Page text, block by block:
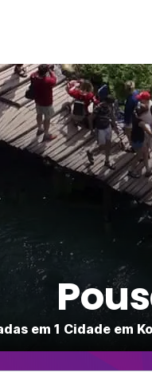
em 1 Cidade em